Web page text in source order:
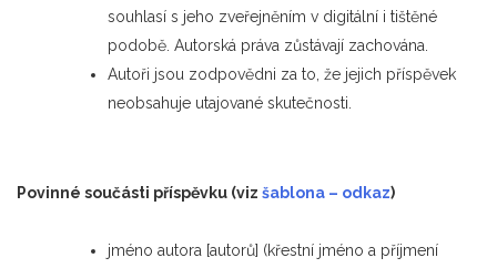
souhlasí s jeho zveřejněním v digitální i tištěné
podobě. Autorská práva zůstávají zachována.
Autoři jsou zodpovědni za to, že jejich příspěvek
neobsahuje utajované skutečnosti.
Povinné součásti příspěvku (viz šablona – odkaz)
jméno autora [autorů] (křestní jméno a příjmení